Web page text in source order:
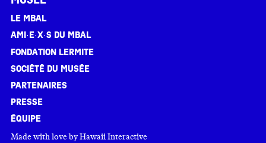
Le MBAL
Ami·e·x·s du MBAL
Fondation Lermite
Société du musée
Partenaires
Presse
Équipe
Made with love byHawaii Interactive